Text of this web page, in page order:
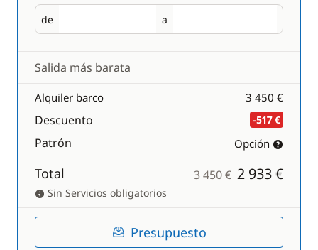
de
Salida a
Regreso
Salida más barata
Alquiler barco 3 450 €
Descuento -517 €
Patrón Opción
Total 3 450 €2 933 €
Sin Servicios obligatorios
Presupuesto